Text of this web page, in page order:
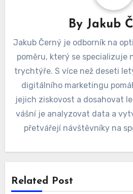
ByJakub
Jakub Černý je odborník na
digitálního marketingu
jejich ziskovost a dosahovat